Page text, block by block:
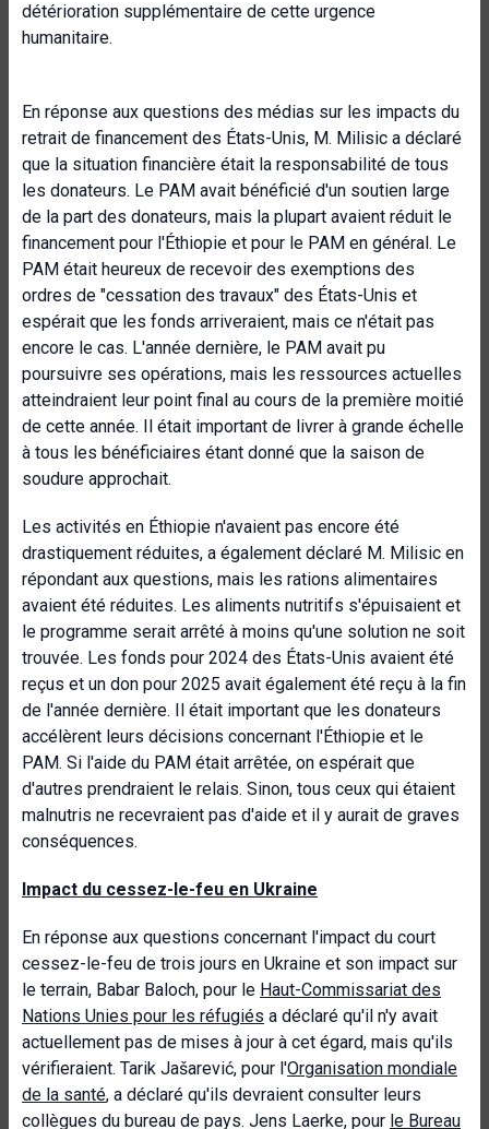
détérioration supplémentaire de cette urgence
humanitaire.
En réponse aux questions des médias sur les impacts du
retrait de financement des États-Unis, M. Milisic a déclaré
que la situation financière était la responsabilité de tous
les donateurs. Le PAM avait bénéficié d'un soutien large
de la part des donateurs, mais la plupart avaient réduit le
financement pour l'Éthiopie et pour le PAM en général. Le
PAM était heureux de recevoir des exemptions des
ordres de "cessation des travaux" des États-Unis et
espérait que les fonds arriveraient, mais ce n'était pas
encore le cas. L'année dernière, le PAM avait pu
poursuivre ses opérations, mais les ressources actuelles
atteindraient leur point final au cours de la première moitié
de cette année. Il était important de livrer à grande échelle
à tous les bénéficiaires étant donné que la saison de
soudure approchait.
Les activités en Éthiopie n'avaient pas encore été
drastiquement réduites, a également déclaré M. Milisic en
répondant aux questions, mais les rations alimentaires
avaient été réduites. Les aliments nutritifs s'épuisaient et
le programme serait arrêté à moins qu'une solution ne soit
trouvée. Les fonds pour 2024 des États-Unis avaient été
reçus et un don pour 2025 avait également été reçu à la fin
de l'année dernière. Il était important que les donateurs
accélèrent leurs décisions concernant l'Éthiopie et le
PAM. Si l'aide du PAM était arrêtée, on espérait que
d'autres prendraient le relais. Sinon, tous ceux qui étaient
malnutris ne recevraient pas d'aide et il y aurait de graves
conséquences.
Impact du cessez-le-feu en Ukraine
En réponse aux questions concernant l'impact du court
cessez-le-feu de trois jours en Ukraine et son impact sur
le terrain, Babar Baloch, pour le Haut-Commissariat des
Nations Unies pour les réfugiés a déclaré qu'il n'y avait
actuellement pas de mises à jour à cet égard, mais qu'ils
vérifieraient. Tarik Jašarević, pour l'Organisation mondiale
de la santé, a déclaré qu'ils devraient consulter leurs
collègues du bureau de pays. Jens Laerke, pour le Bureau